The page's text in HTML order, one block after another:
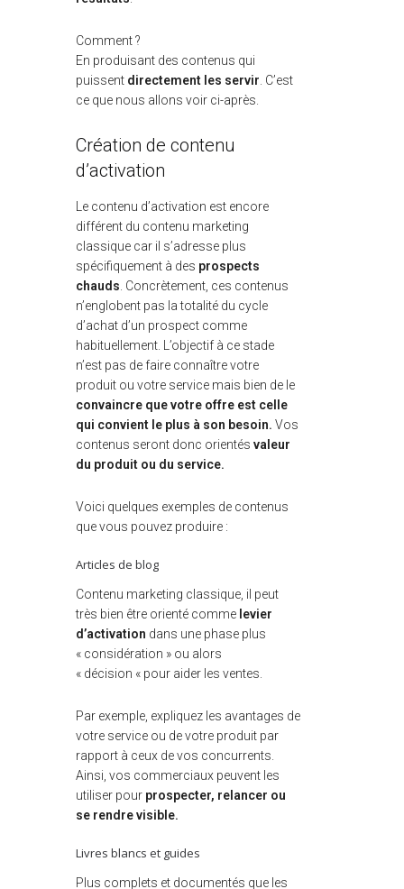
Comment ?
En produisant des contenus qui
puissent directement les servir. C’est
ce que nous allons voir ci-après.
Création de contenu
d’activation
Le contenu d’activation est encore
différent du contenu marketing
classique car il s’adresse plus
spécifiquement à des prospects
chauds. Concrètement, ces contenus
n’englobent pas la totalité du cycle
d’achat d’un prospect comme
habituellement. L’objectif à ce stade
n’est pas de faire connaître votre
produit ou votre service mais bien de le
convaincre que votre offre est celle
qui convient le plus à son besoin. Vos
contenus seront donc orientés valeur
du produit ou du service.
Voici quelques exemples de contenus
que vous pouvez produire :
Articles de blog
Contenu marketing classique, il peut
très bien être orienté comme levier
d’activation dans une phase plus
« considération » ou alors
« décision « pour aider les ventes.
Par exemple, expliquez les avantages de
votre service ou de votre produit par
rapport à ceux de vos concurrents.
Ainsi, vos commerciaux peuvent les
utiliser pour prospecter, relancer ou
se rendre visible.
Livres blancs et guides
Plus complets et documentés que les